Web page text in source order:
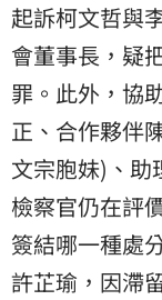
起訴柯文哲與
會董事長，疑
罪。此外，協
正 、合作夥伴
文宗胞妹)、助
檢察官仍在評
簽結哪一種處
許芷瑜，因滯